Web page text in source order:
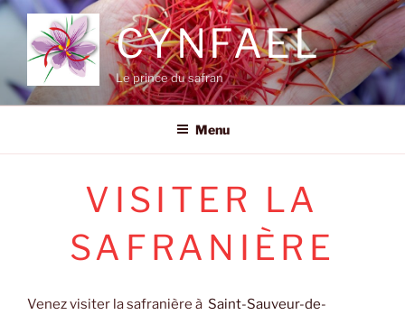
Aller
contenu
principal
CYNFAEL
Le prince du safran
Menu
VISITER LA
SAFRANIÈRE
Venez visiter la safranière à Saint-Sauveur-de-